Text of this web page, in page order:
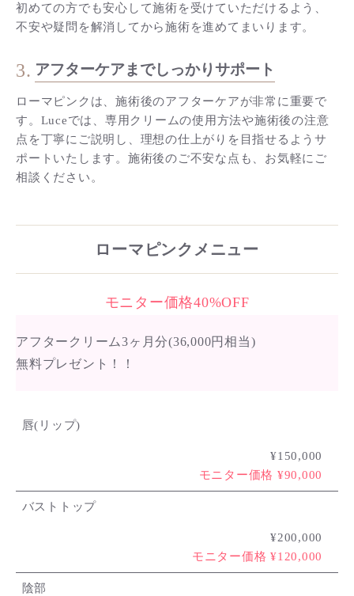
初めての方でも安心して施術を受けていただけるよう、
不安や疑問を解消してから施術を進めてまいります。
3. アフターケアまでしっかりサポート
ローマピンクは、施術後のアフターケアが非常に重要で
す。Luceでは、専用クリームの使用方法や施術後の注意
点を丁寧にご説明し、理想の仕上がりを目指せるようサ
ポートいたします。施術後のご不安な点も、お気軽にご
相談ください。
ローマピンクメニュー
モニター価格40%OFF
アフタークリーム3ヶ月分(36,000円相当)
無料プレゼント！！
唇(リップ)
¥150,000
モニター価格 ¥90,000
バストトップ
¥200,000
モニター価格 ¥120,000
陰部